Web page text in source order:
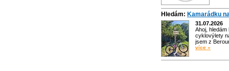
Hledám: Kamarádku
31.07.2026
Ahoj,
cyklovýlety
jsem z
více »